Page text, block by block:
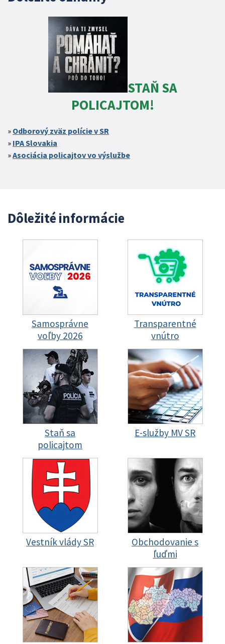
STAŇ SA
POLICAJTOM!
Odborový zväz polície v SR
IPA Slovakia
Asociácia policajtov vo výslužbe
Dôležité informácie
Samosprávne
voľby 2026
Transparentné
vnútro
Staň sa
policajtom
E-služby MV SR
Vestník vlády SR
Obchodovanie s
ľuďmi